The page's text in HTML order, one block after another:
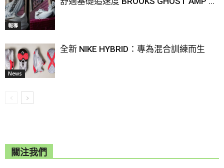
報導
News
全新 NIKE HYBRID：專為混合訓練而生
關注我們